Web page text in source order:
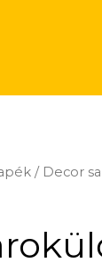
/ Decor